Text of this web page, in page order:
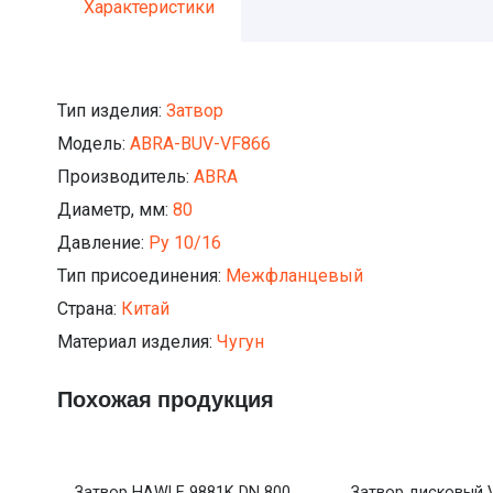
Характеристики
Тип изделия: Затвор
Модель: ABRA-BUV-VF866
Производитель: ABRA
Диаметр, мм: 80
Давление: Ру 10/16
Тип присоединения: Межфланцевый
Страна: Китай
Материал изделия: Чугун
Похожая продукция